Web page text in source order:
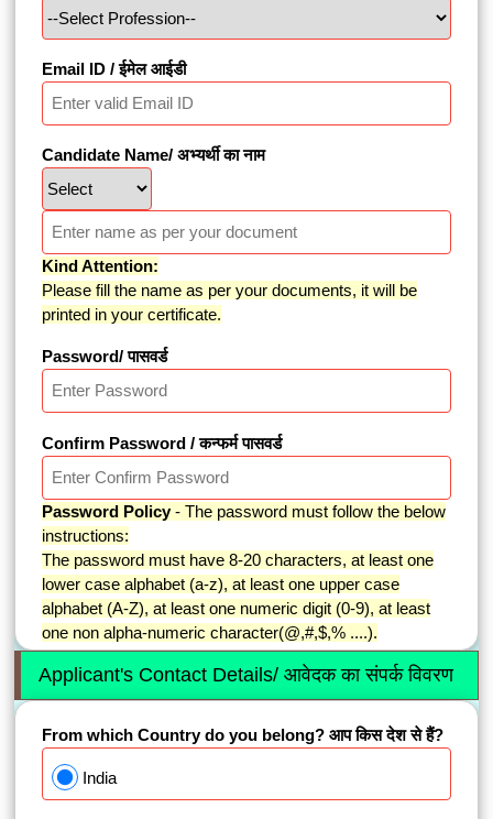
Email ID / ईमेल आईडी
Candidate Name/ अभ्यर्थी का नाम
Kind Attention:
Please fill the name as per your documents, it will be
printed in your certificate.
Password/ पासवर्ड
Confirm Password / कन्फर्म पासवर्ड
Password Policy- The password must follow the below
instructions:
The password must have 8-20 characters, at least one
lower case alphabet (a-z), at least one upper case
alphabet (A-Z), at least one numeric digit (0-9), at least
one non alpha-numeric character(@,#,$,% ....).
Applicant's Contact Details/ आवेदक का संपर्क विवरण
From which Country do you belong? आप किस देश से हैं?
India